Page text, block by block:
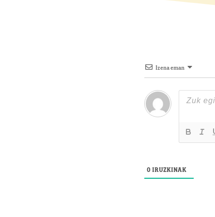
Izena eman
0 IRUZKINAK